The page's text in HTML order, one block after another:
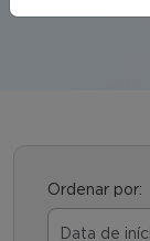
Ordenar por: